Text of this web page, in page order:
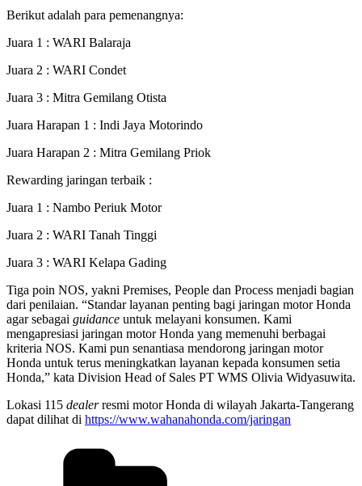
Berikut adalah para pemenangnya:
Juara 1 : WARI Balaraja
Juara 2 : WARI Condet
Juara 3 : Mitra Gemilang Otista
Juara Harapan 1 : Indi Jaya Motorindo
Juara Harapan 2 : Mitra Gemilang Priok
Rewarding jaringan terbaik :
Juara 1 : Nambo Periuk Motor
Juara 2 : WARI Tanah Tinggi
Juara 3 : WARI Kelapa Gading
Tiga poin NOS, yakni Premises, People dan Process menjadi bagian
dari penilaian. “Standar layanan penting bagi jaringan motor Honda
agar sebagai guidance untuk melayani konsumen. Kami
mengapresiasi jaringan motor Honda yang memenuhi berbagai
kriteria NOS. Kami pun senantiasa mendorong jaringan motor
Honda untuk terus meningkatkan layanan kepada konsumen setia
Honda,” kata Division Head of Sales PT WMS Olivia Widyasuwita.
Lokasi 115 dealerresmi motor Honda di wilayah Jakarta-Tangerang
dapat dilihat di https://www.wahanahonda.com/jaringan